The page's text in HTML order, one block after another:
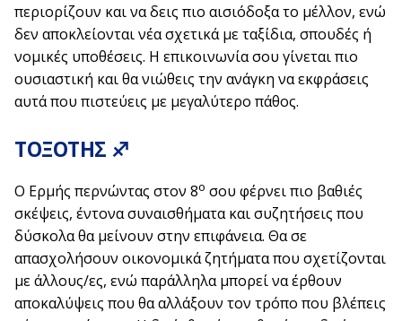
περιορίζουν και να δεις πιο αισιόδοξα το μέλλον, ενώ
δεν αποκλείονται νέα σχετικά με ταξίδια, σπουδές ή
νομικές υποθέσεις. Η επικοινωνία σου γίνεται πιο
ουσιαστική και θα νιώθεις την ανάγκη να εκφράσεις
αυτά που πιστεύεις με μεγαλύτερο πάθος.
ΤΟΞΟΤΗΣ ♐
Ο Ερμής περνώντας στον 8ο σου φέρνει πιο βαθιές
σκέψεις, έντονα συναισθήματα και συζητήσεις που
δύσκολα θα μείνουν στην επιφάνεια. Θα σε
απασχολήσουν οικονομικά ζητήματα που σχετίζονται
με άλλους/ες, ενώ παράλληλα μπορεί να έρθουν
αποκαλύψεις που θα αλλάξουν τον τρόπο που βλέπεις